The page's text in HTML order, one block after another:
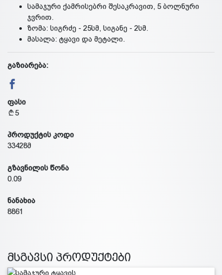
სამაჯური ქამრისებრი შესაკრავით, 5 ბოლნური
ჯვრით.
ზომა: სიგრძე - 25სმ, სიგანე - 2სმ.
მასალა: ტყავი და მეტალი.
გაზიარება:
ფასი
5
პროდუქტის კოდი
33428მ
გზავნილის წონა
0.09
ნანახია
8861
მსგავსი პროდუქტები